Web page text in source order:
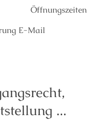
Öffnungszeiten
E-Mail
...